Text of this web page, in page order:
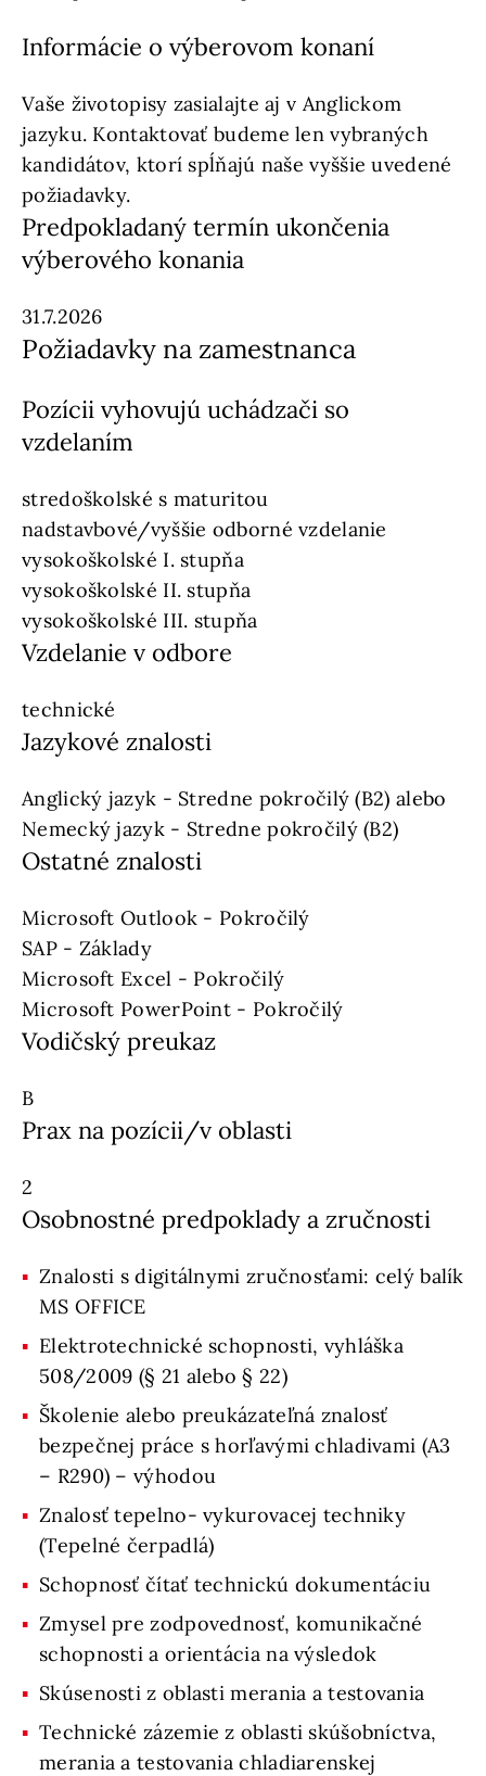
Informácie o výberovom konaní
Vaše životopisy zasialajte aj v Anglickom
jazyku. Kontaktovať budeme len vybraných
kandidátov, ktorí spĺňajú naše vyššie uvedené
požiadavky.
Predpokladaný termín ukončenia
výberového konania
31.7.2026
Požiadavky na zamestnanca
Pozícii vyhovujú uchádzači so
vzdelaním
stredoškolské s maturitou
nadstavbové/vyššie odborné vzdelanie
vysokoškolské I. stupňa
vysokoškolské II. stupňa
vysokoškolské III. stupňa
Vzdelanie v odbore
technické
Jazykové znalosti
Anglický jazyk - Stredne pokročilý (B2) alebo
Nemecký jazyk - Stredne pokročilý (B2)
Ostatné znalosti
Microsoft Outlook - Pokročilý
SAP - Základy
Microsoft Excel - Pokročilý
Microsoft PowerPoint - Pokročilý
Vodičský preukaz
B
Prax na pozícii/v oblasti
2
Osobnostné predpoklady a zručnosti
Znalosti s digitálnymi zručnosťami: celý balík
MS OFFICE
Elektrotechnické schopnosti, vyhláška
508/2009 (§ 21 alebo § 22)
Školenie alebo preukázateľná znalosť
bezpečnej práce s horľavými chladivami (A3
– R290) – výhodou
Znalosť tepelno- vykurovacej techniky
(Tepelné čerpadlá)
Schopnosť čítať technickú dokumentáciu
Zmysel pre zodpovednosť, komunikačné
schopnosti a orientácia na výsledok
Skúsenosti z oblasti merania a testovania
Technické zázemie z oblasti skúšobníctva,
merania a testovania chladiarenskej